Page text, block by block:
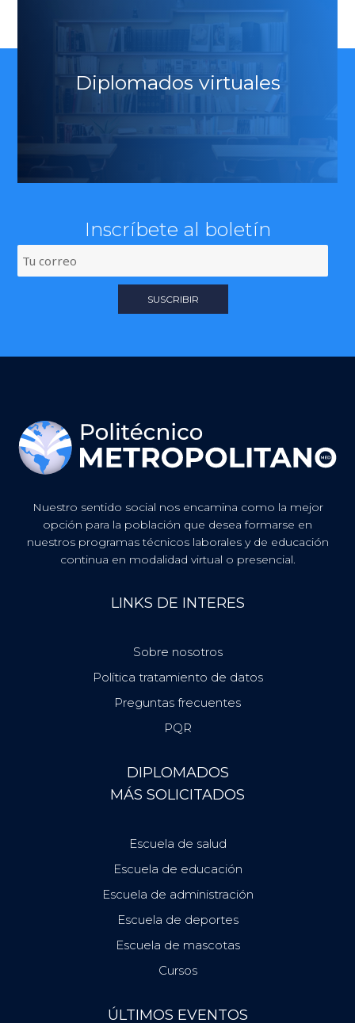
Diplomados virtuales
Inscríbete al boletín
Nuestro sentido social nos encamina como la mejor
opción para la población que desea formarse en
nuestros programas técnicos laborales y de educación
continua en modalidad virtual o presencial.
LINKS DE INTERES
Sobre nosotros
Política tratamiento de datos
Preguntas frecuentes
PQR
DIPLOMADOS
MÁS SOLICITADOS
Escuela de salud
Escuela de educación
Escuela de administración
Escuela de deportes
Escuela de mascotas
Cursos
ÚLTIMOS EVENTOS